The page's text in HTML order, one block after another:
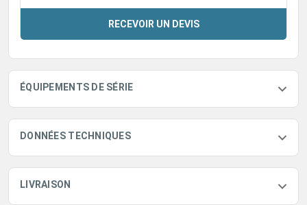
RECEVOIR UN DEVIS
ÉQUIPEMENTS DE SÉRIE
DONNÉES TECHNIQUES
LIVRAISON